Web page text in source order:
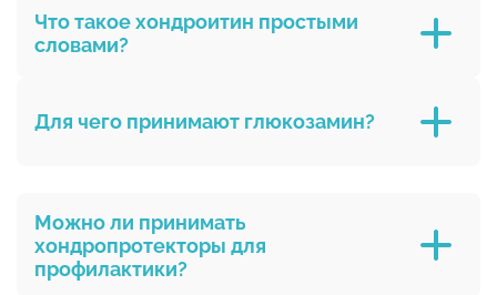
оба нужны для
здоровья суставов,
Что такое хондроитин простыми
словами?
Для чего принимают глюкозамин?
здоровья суставов.
Можно ли принимать
хондропротекторы для
профилактики?